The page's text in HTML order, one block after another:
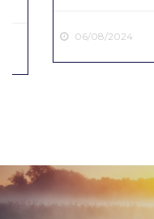
06/08/2024